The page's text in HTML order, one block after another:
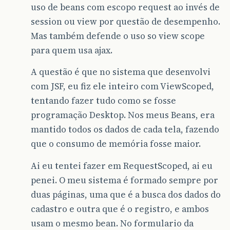
uso de beans com escopo request ao invés de
session ou view por questão de desempenho.
Mas também defende o uso so view scope
para quem usa ajax.
A questão é que no sistema que desenvolvi
com JSF, eu fiz ele inteiro com ViewScoped,
tentando fazer tudo como se fosse
programação Desktop. Nos meus Beans, era
mantido todos os dados de cada tela, fazendo
que o consumo de memória fosse maior.
Ai eu tentei fazer em RequestScoped, ai eu
penei. O meu sistema é formado sempre por
duas páginas, uma que é a busca dos dados do
cadastro e outra que é o registro, e ambos
usam o mesmo bean. No formulario da